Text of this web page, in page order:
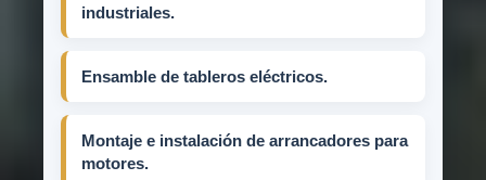
industriales.
Ensamble de tableros eléctricos.
Montaje e instalación de arrancadores para
motores.